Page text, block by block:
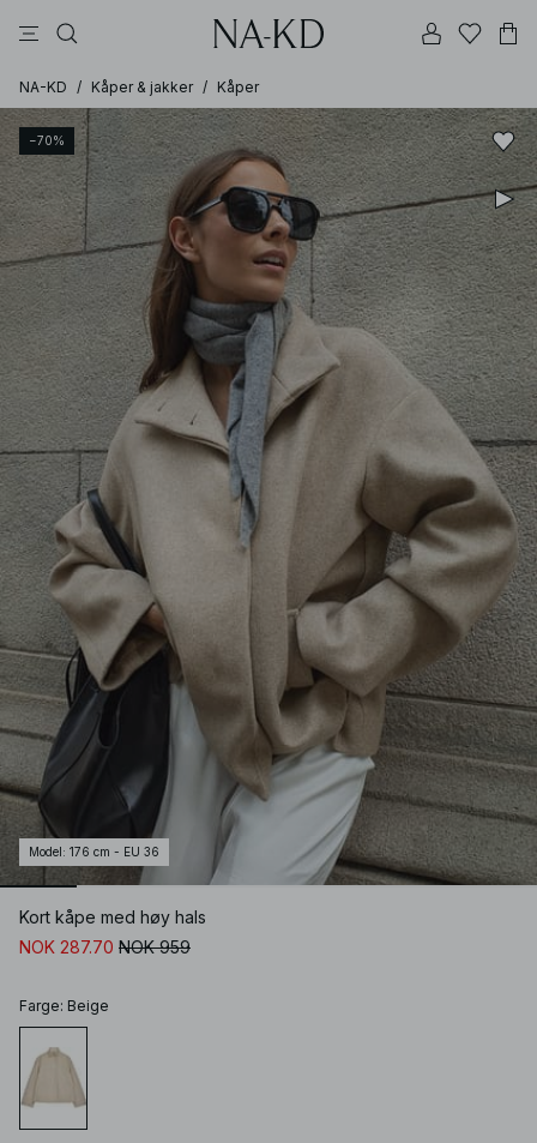
NA-KD / Kåper & jakker / Kåper
−70%
Model : 176 cm - EU 36
Kort kåpe med høy hals
NOK 287.70 NOK 959
Farge: Beige